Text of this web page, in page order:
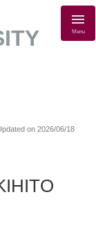
Menu
on 2026/06/18